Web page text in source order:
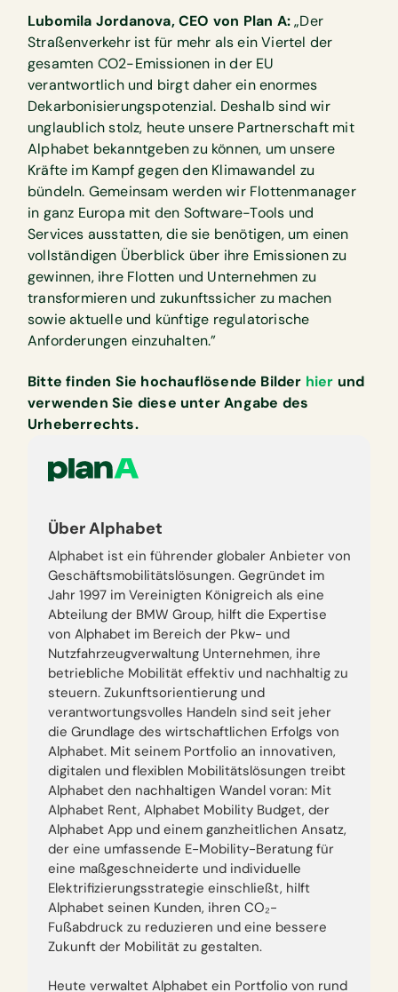
Lubomila Jordanova, CEO von Plan A:„Der
Straßenverkehr ist für mehr als ein Viertel der
gesamten CO2-Emissionen in der EU
verantwortlich und birgt daher ein enormes
Dekarbonisierungspotenzial. Deshalb sind wir
unglaublich stolz, heute unsere Partnerschaft mit
Alphabet bekanntgeben zu können, um unsere
Kräfte im Kampf gegen den Klimawandel zu
bündeln. Gemeinsam werden wir Flottenmanager
in ganz Europa mit den Software-Tools und
Services ausstatten, die sie benötigen, um einen
vollständigen Überblick über ihre Emissionen zu
gewinnen, ihre Flotten und Unternehmen zu
transformieren und zukunftssicher zu machen
sowie aktuelle und künftige regulatorische
Anforderungen einzuhalten.”
Bitte finden Sie hochauflösende Bilder hier und
verwenden Sie diese unter Angabe des
Urheberrechts.
Über Alphabet
Alphabet ist ein führender globaler Anbieter von
Geschäftsmobilitätslösungen. Gegründet im
Jahr 1997 im Vereinigten Königreich als eine
Abteilung der BMW Group, hilft die Expertise
von Alphabet im Bereich der Pkw- und
Nutzfahrzeugverwaltung Unternehmen, ihre
betriebliche Mobilität effektiv und nachhaltig zu
steuern. Zukunftsorientierung und
verantwortungsvolles Handeln sind seit jeher
die Grundlage des wirtschaftlichen Erfolgs von
Alphabet. Mit seinem Portfolio an innovativen,
digitalen und flexiblen Mobilitätslösungen treibt
Alphabet den nachhaltigen Wandel voran: Mit
Alphabet Rent, Alphabet Mobility Budget, der
Alphabet App und einem ganzheitlichen Ansatz,
der eine umfassende E-Mobility-Beratung für
eine maßgeschneiderte und individuelle
Elektrifizierungsstrategie einschließt, hilft
Alphabet seinen Kunden, ihren CO₂-
Fußabdruck zu reduzieren und eine bessere
Zukunft der Mobilität zu gestalten.
Heute verwaltet Alphabet ein Portfolio von rund